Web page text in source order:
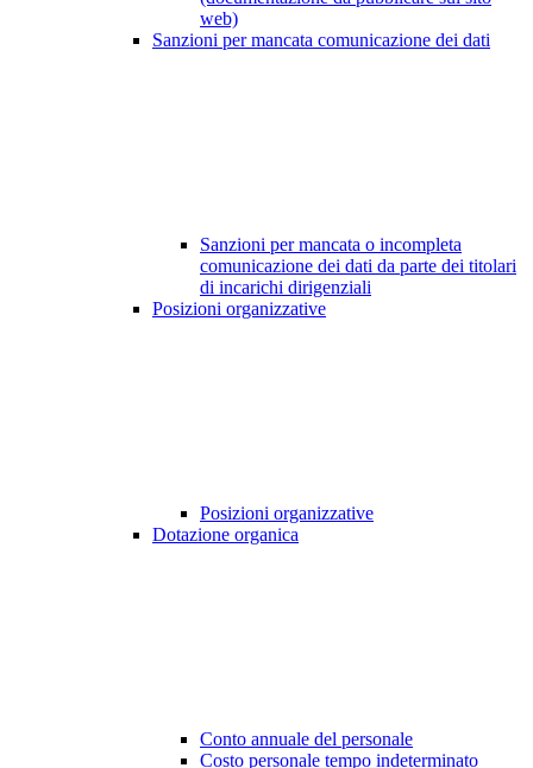
web)
Sanzioni per mancata comunicazione dei dati
Sanzioni per mancata o incompleta
comunicazione dei dati da parte dei titolari
di incarichi dirigenziali
Posizioni organizzative
Posizioni organizzative
Dotazione organica
Conto annuale del personale
Costo personale tempo indeterminato